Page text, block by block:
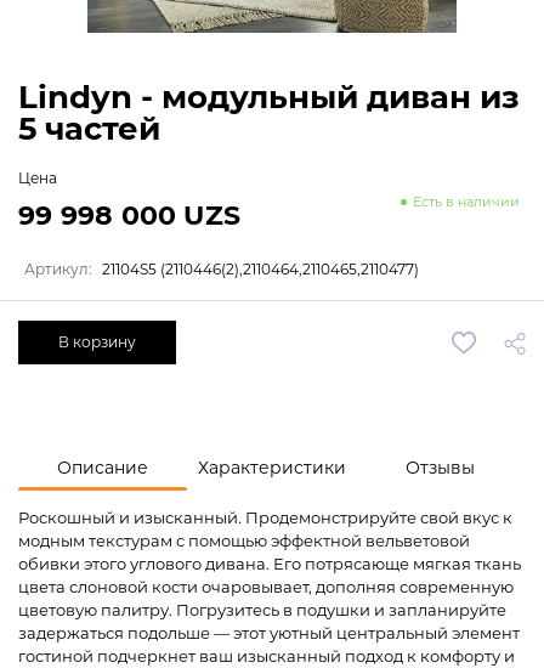
Описание Характеристики Отзывы
Роскошный и изысканный. Продемонстрируйте свой вкус к
модным текстурам с помощью эффектной вельветовой
обивки этого углового дивана. Его потрясающе мягкая ткань
цвета слоновой кости очаровывает, дополняя современную
цветовую палитру. Погрузитесь в подушки и запланируйте
задержаться подольше — этот уютный центральный элемент
гостиной подчеркнет ваш изысканный подход к комфорту и
Lindyn - модульный диван из
5 частей
Цена
Есть в наличии
99 998 000 UZS
Артикул: 21104S5 (2110446(2),2110464,2110465,2110477)
В корзину